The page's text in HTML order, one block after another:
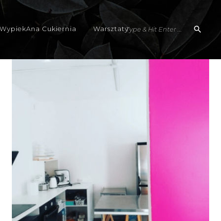
WypiekAna Cukiernia
Warsztaty